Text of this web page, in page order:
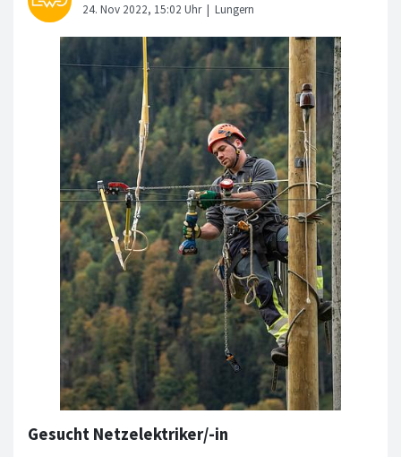
Gesucht Netzelektriker/-in